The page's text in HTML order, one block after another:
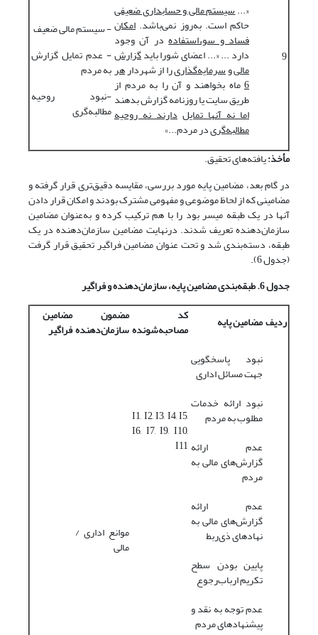
9
«...سیستم مالی و حسابداری ضعیفی
حاکم است. به‌روز نمی‌باشد. امکان
فساد و سوء‌استفادهدر آن وجود
دارد ... «... اعضای شورا بایدگزارش
مالی وسرمایهگذاریرا از شهردارهر
6ماه بخواهند و آن را به مردم از
طریق سایت یا روزنامه گزارش بدهند
اما نه آنها تمایل دارند نه روحیه
مطالبهگریدر مردم...»
- سیستم مالی ضعیف
- عدم تمایل گزارش
به مردم
-نبود روحیه
مطالبه‌گری
مأخذ:یافته‌های تحقیق.
در گام بعد، مضامین پایه مورد بررسی، مقایسه دقیق‌تری قرار گرفته و
مضامینی که از لحاظ موضوعی و مفهومی مشترک بودند و امکان قرار دادن
آنها در یک طبقه میسر بود را با هم ترکیب کرده و به‌عنوان مضامین
سازمان‌دهنده تعریف شدند. درنهایت مضامین سازمان‌دهنده در یک
طبقه، دسته‌بندی شد و تحت‌ عنوان مضامین فراگیر تحقیق قرار گرفت
(جدول 6).
جدول 6. طبقه‌بندی مضامین پایه، سازماندهنده و فراگیر
ردیفمضامین پایه کد
مصاحبهشونده
مضمون
سازماندهنده
مضامین
فراگیر
نبود پاسخگویی
جهت مسائل اداری
I1, I2, I3, I4, I5,
I6, I7, I9, I10,
I11
موانع اداری /
مالی
نبود ارائه خدمات
مطلوب به مردم
عدم ارائه
گزارش‌های مالی به
مردم
عدم ارائه
گزارش‌های مالی به
نهادهای ذی‌‌‌ربط
پایین بودن سطح
تکریم ارباب‌رجوع
عدم توجه به نقد و
پیشنهادهای مردم